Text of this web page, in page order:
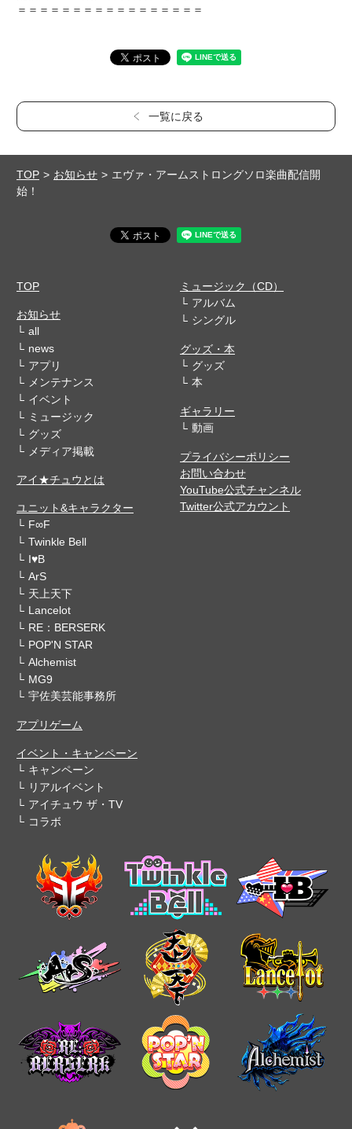
＝＝＝＝＝＝＝＝＝＝＝＝＝＝＝＝＝
一覧に戻る
TOP お知らせ
エヴァ・アームストロングソロ楽曲配信開
始！
TOP
お知らせ
all
news
アプリ
メンテナンス
イベント
ミュージック
グッズ
メディア掲載
アイ★チュウとは
ユニット&キャラクター
F∞F
Twinkle Bell
I♥B
ArS
天上天下
Lancelot
RE：BERSERK
POP'N STAR
Alchemist
MG9
宇佐美芸能事務所
アプリゲーム
イベント・キャンペーン
キャンペーン
リアルイベント
アイチュウ ザ・TV
コラボ
ミュージック（CD）
アルバム
シングル
グッズ・本
グッズ
本
ギャラリー
動画
プライバシーポリシー
お問い合わせ
YouTube公式チャンネル
Twitter公式アカウント